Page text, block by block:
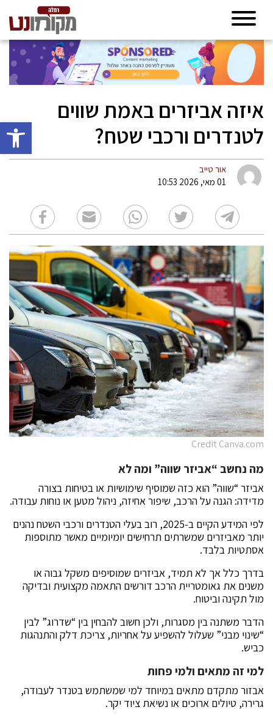
פתח
איזה אביזרים באמת שווים
לטנדרים ורכבי שטח?
אור טייב
01 מאי, 2026 10:53
Credit Canva.com
מה נחשב “אביזר שווה” ומה לא
אביזר “שווה” הוא כזה שמוסיף שימושיות או בטיחות בצורה
מדידה: הגנה על הרכב, שיפור אחיזה, ניהול מטען או נוחות עבודה.
לפי המידע הקיים ב-2025, רוב בעלי הטנדרים ורכבי השטח נהנים
יותר מאביזרים שמשרתים תרחישים יומיומיים מאשר מתוספות
אסתטיות בלבד.
בדרך כלל אך לא תמיד, אביזרים שמוסיפים משקל גבוה או
משנים את גאומטריית הרכב דורשים התאמה מקצועית ובדיקה
מול תקינה וביטוח.
הדבר משתנה בין מסגרות, ולכן חשוב להבחין בין “שדרוג” לבין
“שינוי מבני” שעלול להשפיע על אחריות, צריכת דלק והתנהגות
כביש.
למי זה מתאים ולמי פחות
אבזור מתקדם מתאים במיוחד למי שמשתמש בטנדר לעבודה,
גרירה, טיולים ארוכים או נשיאת ציוד יקר.